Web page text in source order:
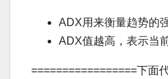
ADX用来衡量趋势的
ADX值越高，表示当
=================下面